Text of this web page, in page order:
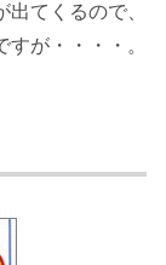
てくるので、
が・・・・。